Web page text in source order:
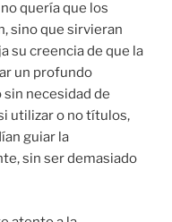
quería que los
sino que sirvieran
su creencia de que la
un profundo
necesidad de
utilizar o no títulos,
guiar la
sin ser demasiado